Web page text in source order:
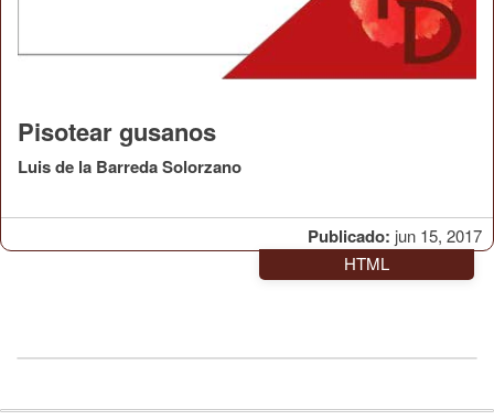
Publicado: jun 15, 2017
Pisotear gusanos
Luis de la Barreda Solorzano
HTML